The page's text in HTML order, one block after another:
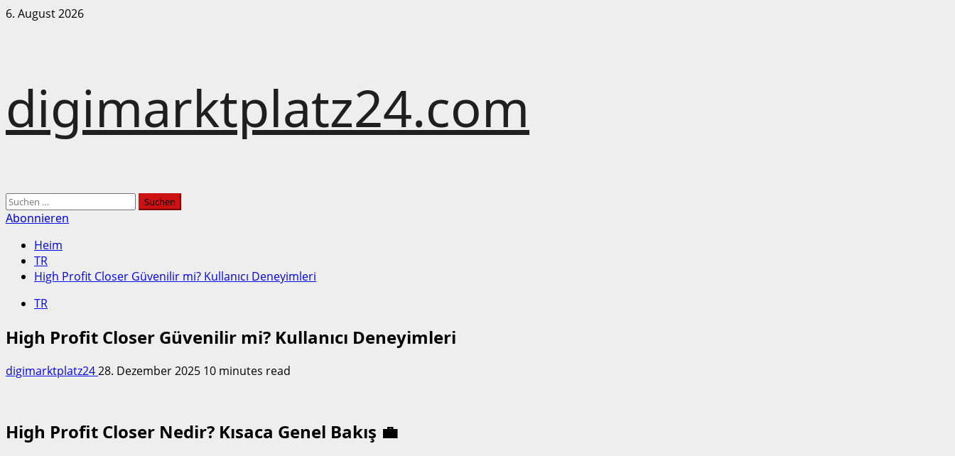
Zum
6. August 2026
digimarktplatz24.com
Hauptmenü
Suchen
nach:
Abonnieren
Heim
TR
High Profit Closer Güvenilir mi? Kullanıcı Deneyimleri
TR
High Profit Closer Güvenilir mi? Kullanıcı Deneyimleri
digimarktplatz2428. Dezember 2025 10 minutes read
High Profit Closer Nedir? Kısaca Genel Bakış 💼